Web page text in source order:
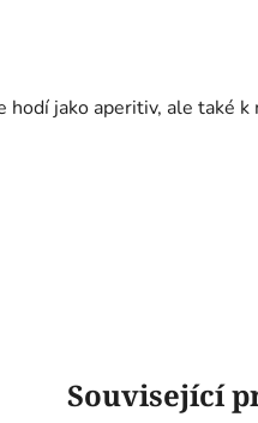
hodí jako aperitiv, ale také k
Související